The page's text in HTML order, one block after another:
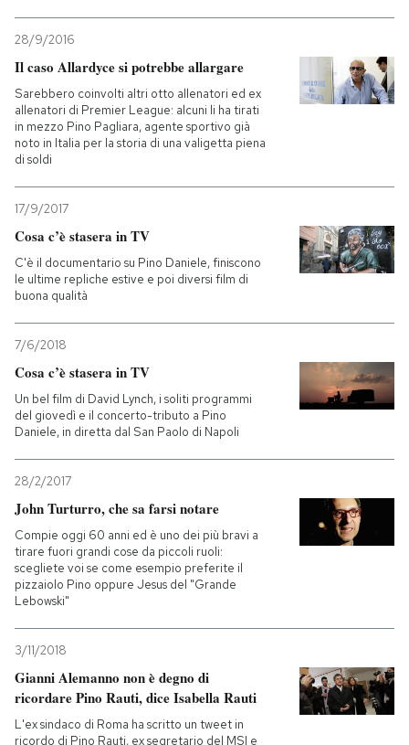
28/9/2016
Il caso Allardyce si potrebbe allargare
Sarebbero coinvolti altri otto allenatori ed ex
allenatori di Premier League: alcuni li ha tirati
in mezzo Pino Pagliara, agente sportivo già
noto in Italia per la storia di una valigetta piena
di soldi
17/9/2017
Cosa c’è stasera in TV
C'è il documentario su Pino Daniele, finiscono
le ultime repliche estive e poi diversi film di
buona qualità
7/6/2018
Cosa c’è stasera in TV
Un bel film di David Lynch, i soliti programmi
del giovedì e il concerto-tributo a Pino
Daniele, in diretta dal San Paolo di Napoli
28/2/2017
John Turturro, che sa farsi notare
Compie oggi 60 anni ed è uno dei più bravi a
tirare fuori grandi cose da piccoli ruoli:
scegliete voi se come esempio preferite il
pizzaiolo Pino oppure Jesus del "Grande
Lebowski"
3/11/2018
Gianni Alemanno non è degno di
ricordare Pino Rauti, dice Isabella Rauti
L'ex sindaco di Roma ha scritto un tweet in
ricordo di Pino Rauti, ex segretario del MSI e